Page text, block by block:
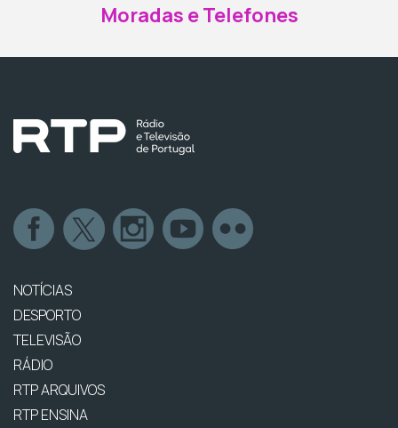
Moradas e Telefones
NOTÍCIAS
DESPORTO
TELEVISÃO
RÁDIO
RTP ARQUIVOS
RTP ENSINA